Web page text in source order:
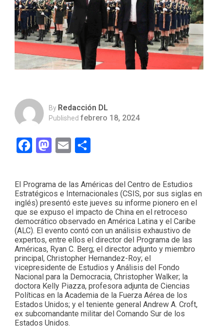
By Redacción DL
Published febrero 18, 2024
Facebook
Mastodon
Email
El Programa de las Américas del Centro de Estudios
Estratégicos e Internacionales (CSIS, por sus siglas en
inglés) presentó este jueves su informe pionero en el
que se expuso el impacto de China en el retroceso
democrático observado en América Latina y el Caribe
(ALC). El evento contó con un análisis exhaustivo de
expertos, entre ellos el director del Programa de las
Américas, Ryan C. Berg; el director adjunto y miembro
principal, Christopher Hernandez-Roy; el
vicepresidente de Estudios y Análisis del Fondo
Nacional para la Democracia, Christopher Walker; la
doctora Kelly Piazza, profesora adjunta de Ciencias
Políticas en la Academia de la Fuerza Aérea de los
Estados Unidos; y el teniente general Andrew A. Croft,
ex subcomandante militar del Comando Sur de los
Estados Unidos.